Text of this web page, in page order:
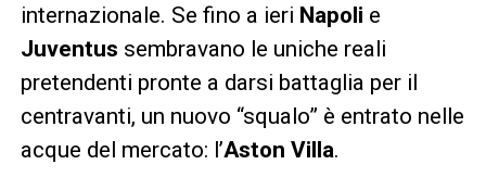
internazionale. Se fino a ieri Napoli e
Juventus sembravano le uniche reali
pretendenti pronte a darsi battaglia per il
centravanti, un nuovo “squalo” è entrato nelle
acque del mercato: l’Aston Villa.